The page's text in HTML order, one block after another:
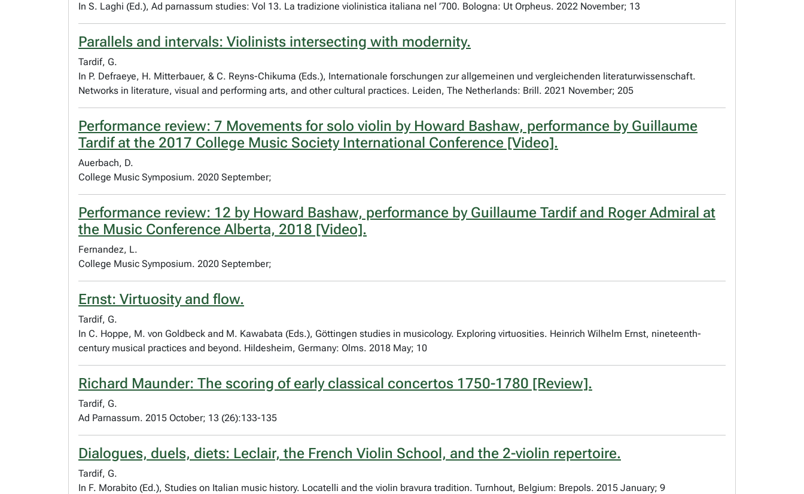
In S. Laghi (Ed.), Ad parnassum studies: Vol 13. La tradizione violinistica italiana nel ’700. Bologna: Ut Orpheus. 2022 November; 13
Parallels and intervals: Violinists intersecting with modernity.
Tardif, G.
In P. Defraeye, H. Mitterbauer, & C. Reyns-Chikuma (Eds.), Internationale forschungen zur allgemeinen und vergleichenden literaturwissenschaft.
Networks in literature, visual and performing arts, and other cultural practices. Leiden, The Netherlands: Brill. 2021 November; 205
Performance review: 7 Movements for solo violin by Howard Bashaw, performance by Guillaume
Tardif at the 2017 College Music Society International Conference [Video].
Auerbach, D.
College Music Symposium. 2020 September;
Performance review: 12 by Howard Bashaw, performance by Guillaume Tardif and Roger Admiral at
the Music Conference Alberta, 2018 [Video].
Fernandez, L.
College Music Symposium. 2020 September;
Ernst: Virtuosity and flow.
Tardif, G.
In C. Hoppe, M. von Goldbeck and M. Kawabata (Eds.), Göttingen studies in musicology. Exploring virtuosities. Heinrich Wilhelm Ernst, nineteenth-
century musical practices and beyond. Hildesheim, Germany: Olms. 2018 May; 10
Richard Maunder: The scoring of early classical concertos 1750-1780 [Review].
Tardif, G.
Ad Parnassum. 2015 October; 13 (26):133-135
Dialogues, duels, diets: Leclair, the French Violin School, and the 2-violin repertoire.
Tardif, G.
In F. Morabito (Ed.), Studies on Italian music history. Locatelli and the violin bravura tradition. Turnhout, Belgium: Brepols. 2015 January; 9